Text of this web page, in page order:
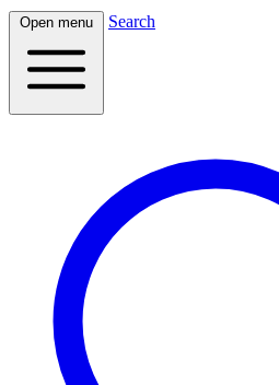
Open menu Search